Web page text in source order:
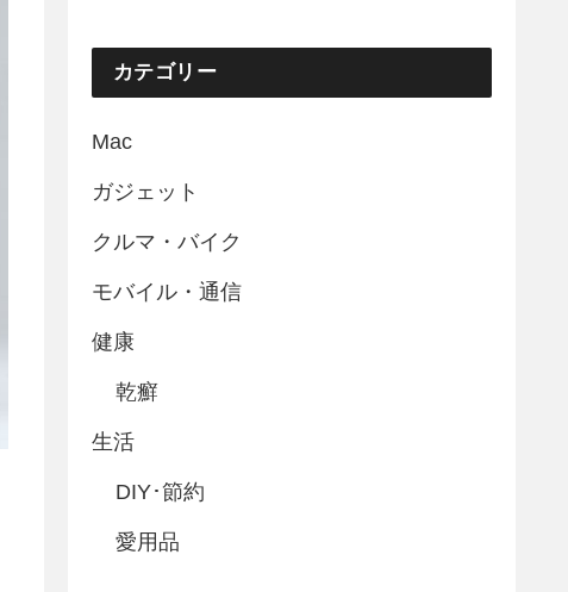
カテゴリー
Mac
ガジェット
クルマ・バイク
モバイル・通信
健康
乾癬
生活
DIY･節約
愛用品